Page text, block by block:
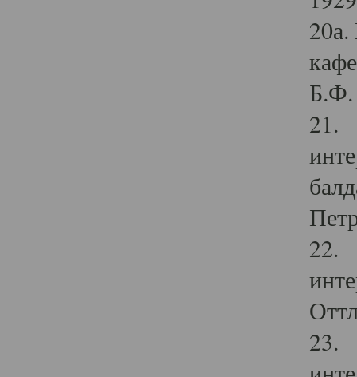
Б.Ф.
21.
22.
23.